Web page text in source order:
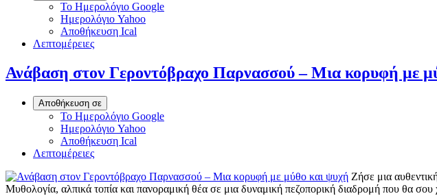
Το Ημερολόγιο Google
Ημερολόγιο Yahoo
Αποθήκευση Ical
Λεπτομέρειες
Ανάβαση στον Γεροντόβραχο Παρνασσού – Μια κορυφή με
Αποθήκευση σε
Το Ημερολόγιο Google
Ημερολόγιο Yahoo
Αποθήκευση Ical
Λεπτομέρειες
Ζήσε μια
Μυθολογία, αλπικά τοπία και πανοραμική θέα σε μια δυναμική πεζοπορική διαδρομή που θα